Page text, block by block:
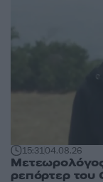
15:3104.08.26
ρεπόρτερ του